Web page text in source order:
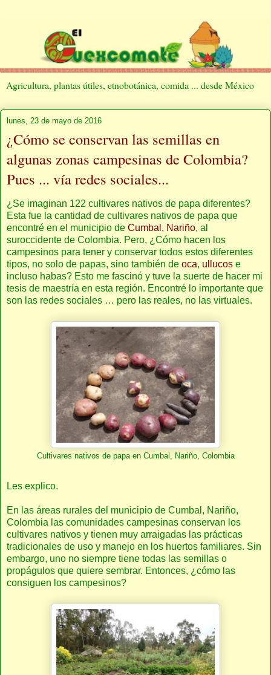
Agricultura, plantas útiles, etnobotánica, comida ... desde México
lunes, 23 de mayo de 2016
¿Cómo se conservan las semillas en
algunas zonas campesinas de Colombia?
Pues ... vía redes sociales...
¿Se imaginan 122 cultivares nativos de papa diferentes?
Esta fue la cantidad de cultivares nativos de papa que
encontré en el municipio de Cumbal, Nariño, al
suroccidente de Colombia. Pero, ¿Cómo hacen los
campesinos para tener y conservar todos estos diferentes
tipos, no solo de papas, sino también de oca, ullucos e
incluso habas? Esto me fascinó y tuve la suerte de hacer mi
tesis de maestría en esta región. Encontré lo importante que
son las redes sociales … pero las reales, no las virtuales.
Cultivares nativos de papa en Cumbal, Nariño, Colombia
Les explico.
En las áreas rurales del municipio de Cumbal, Nariño,
Colombia las comunidades campesinas conservan los
cultivares nativos y tienen muy arraigadas las prácticas
tradicionales de uso y manejo en los huertos familiares. Sin
embargo, uno no siempre tiene todas las semillas o
propágulos que quiere sembrar. Entonces, ¿cómo las
consiguen los campesinos?